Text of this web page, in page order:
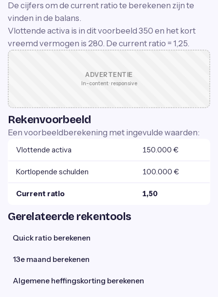
De cijfers om de current ratio te berekenen zijn te
vinden in de balans.
Vlottende activa is in dit voorbeeld 350 en het kort
vreemd vermogen is 280. De current ratio = 1,25.
ADVERTENTIE
In-content · responsive
Rekenvoorbeeld
Een voorbeeldberekening met ingevulde waarden:
Vlottende activa 150.000 €
Kortlopende schulden 100.000 €
Current ratio 1,50
Gerelateerde rekentools
Quick ratio berekenen
13e maand berekenen
Algemene heffingskorting berekenen